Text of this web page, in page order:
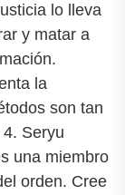
lo lleva
y matar a
la
son tan
Seryu
una miembro
orden. Cree